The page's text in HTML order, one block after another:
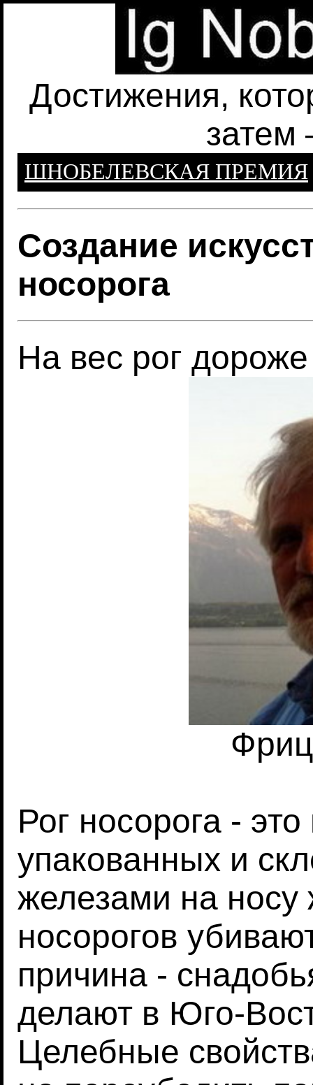
Достижения,
затем
ШНОБЕЛЕВСКАЯ ПРЕМИЯ
Создание
носорога
На вес рог
Рог носорога -
упакованных и
железами на носу
носорогов
причина -
делают в Юго-
Целебные